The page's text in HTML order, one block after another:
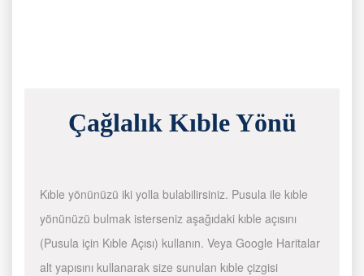
Çağlalık Kıble Yönü
Kıble yönünüzü iki yolla bulabilirsiniz. Pusula ile kıble
yönünüzü bulmak isterseniz aşağıdaki kıble açısını
(Pusula için Kıble Açısı) kullanın. Veya Google Haritalar
alt yapısını kullanarak size sunulan kıble çizgisi